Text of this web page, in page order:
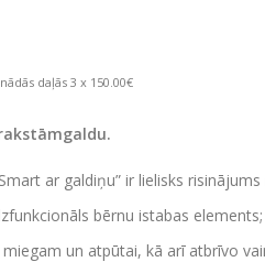
daļās 3 x 150.00€
ar galdiņu” ir lielisks
bērnu istabas elements;
un atpūtai, kā arī atbrīvo